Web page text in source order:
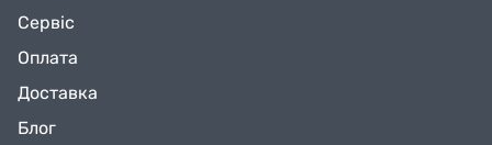
Сервіс
Оплата
Доставка
Блог